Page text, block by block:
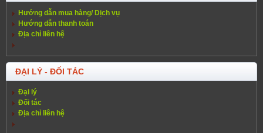
Hướng dẫn mua hàng/ Dịch vụ
Hướng dẫn thanh toán
Địa chỉ liên hệ
ĐẠI LÝ - ĐỐI TÁC
Đại lý
Đối tác
Địa chỉ liên hệ